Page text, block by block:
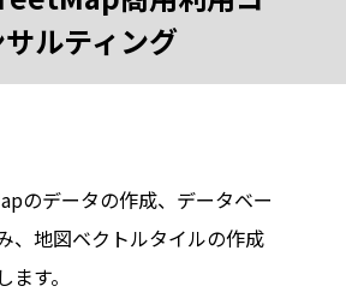
サルティング
のデータの作成、データベー
、地図ベクトルタイルの作成
す。